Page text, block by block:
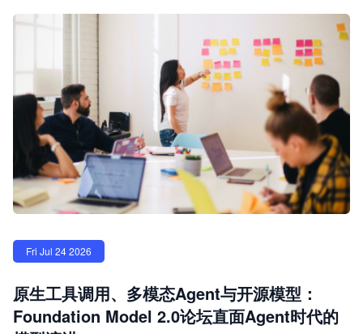
Fri Jul 24 2026
原生工具调用、多模态Agent与开源模型：
Foundation Model 2.0论坛直面Agent时代的